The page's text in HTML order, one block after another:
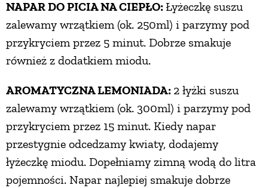
NAPAR DO PICIA NA CIEPŁO: Łyżeczkę suszu
zalewamy wrzątkiem (ok. 250ml) i parzymy pod
przykryciem przez 5 minut. Dobrze smakuje
również z dodatkiem miodu.
AROMATYCZNA LEMONIADA: 2 łyżki suszu
zalewamy wrzątkiem (ok. 300ml) i parzymy pod
przykryciem przez 15 minut. Kiedy napar
przestygnie odcedzamy kwiaty, dodajemy
łyżeczkę miodu. Dopełniamy zimną wodą do litra
pojemności. Napar najlepiej smakuje dobrze